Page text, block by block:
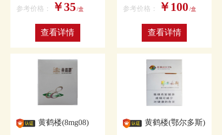
参考价格： ￥35 /盒
查看详情
参考价格： ￥100 /盒
查看详情
黄鹤楼(8mg08) 黄鹤楼(鄂尔多斯)